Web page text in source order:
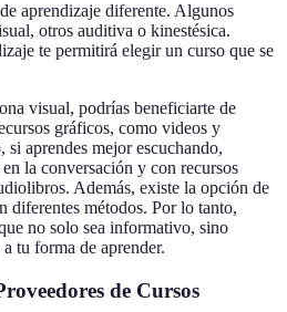
aprendizaje diferente. Algunos
otros auditiva o kinestésica.
te permitirá elegir un curso que se
visual, podrías beneficiarte de
gráficos, como videos y
si aprendes mejor escuchando,
la conversación y con recursos
Además, existe la opción de
diferentes métodos. Por lo tanto,
no solo sea informativo, sino
tu forma de aprender.
de Cursos